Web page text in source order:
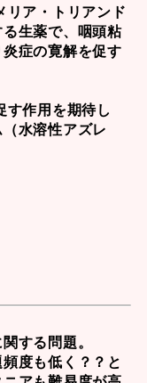
リア・トリアンド
生薬で、咽頭粘
症の寛解を促す
す作用を期待し
水溶性アズレ
する問題。
度も低く？？と